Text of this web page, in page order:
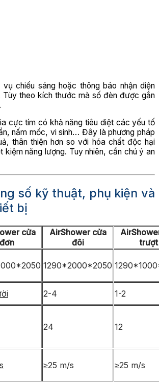
chiếu sáng hoặc thông báo nhận diện
Tùy theo kích thước mà số đèn được gắn
cực tím có khả năng tiêu diệt các yếu tố
nấm mốc, vi sinh… Đây là phương pháp
thân thiện hơn so với hóa chất độc hại
kiệm năng lượng. Tuy nhiên, cần chú ý an
số kỹ thuật, phụ kiện và
bị
cửa
đơn
AirShower cửa
đôi
trượt
1290*2000*2050
2-4
1-2
24 12
≥25 m/s ≥25 m/s